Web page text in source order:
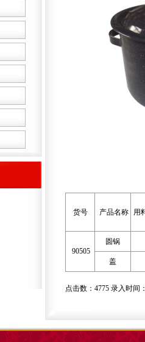
货号 产品名称 用
90505
圆锅
盖
点击数：4775 录入时间